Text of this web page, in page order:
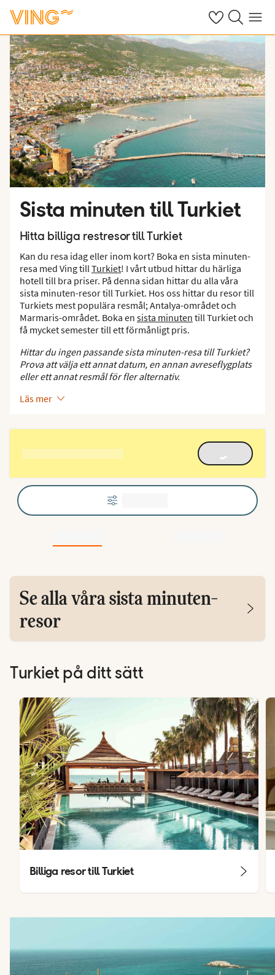
Se dinaSök på ving.se
Meny
Sista minuten till Turkiet
Hitta billiga restresor till Turkiet
Kan du resa idag eller inom kort? Boka en sista minuten-
resa med Ving tillTurkiet! I vårt utbud hittar du härliga
hotell till bra priser. På denna sidan hittar du alla våra
sista minuten-resor till Turkiet. Hos oss hittar du resor till
Turkiets mest populära resmål; Antalya-området och
Marmaris-området. Boka en sista minuten till Turkiet och
få mycket semester till ett förmånligt pris.
Hittar du ingen passande sista minuten-resa till Turkiet?
Prova att välja ett annat datum, en annan avreseflygplats
eller ett annat resmål för fler alternativ.
Läs mer
Se alla våra sista minuten-
resor
Turkiet på ditt sätt
Billiga resor till Turkiet